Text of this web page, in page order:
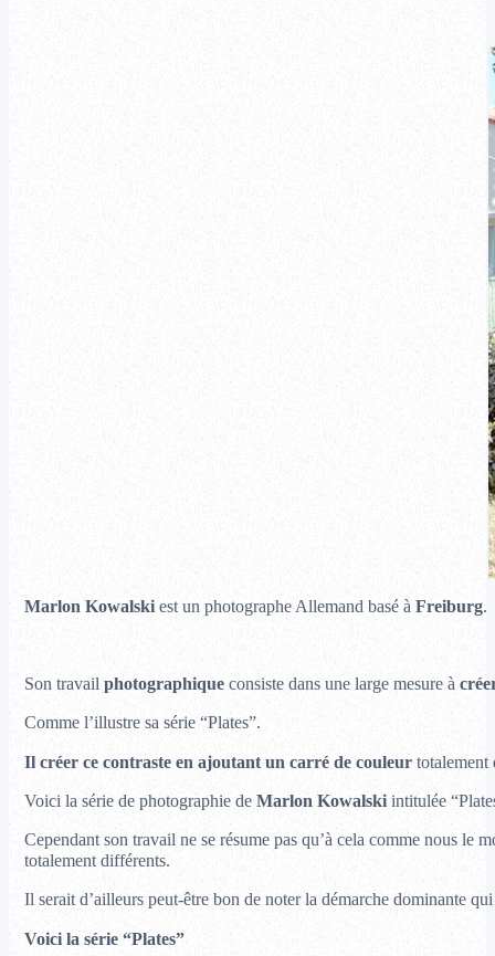
Marlon Kowalskiest un photographe Allemand basé à Freiburg.
Son travail photographiqueconsiste dans une large mesure à
Comme l’illustre sa série “Plates”.
Il créer ce contraste en ajoutant un carré de couleur totalement
Voici la série de photographie de Marlon Kowalskiintitulée
Cependant son travail ne se résume pas qu’à cela comme nous le
totalement différents.
Il serait d’ailleurs peut-être bon de noter la démarche dominante
Voici la série “Plates”